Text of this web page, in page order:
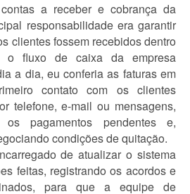
a receber e cobrança da
responsabilidade era garantir
clientes fossem recebidos dentro
o fluxo de caixa da empresa
a dia, eu conferia as faturas em
contato com os clientes
telefone, e-mail ou mensagens,
os pagamentos pendentes e,
condições de quitação.
de atualizar o sistema
feitas, registrando os acordos e
para que a equipe de